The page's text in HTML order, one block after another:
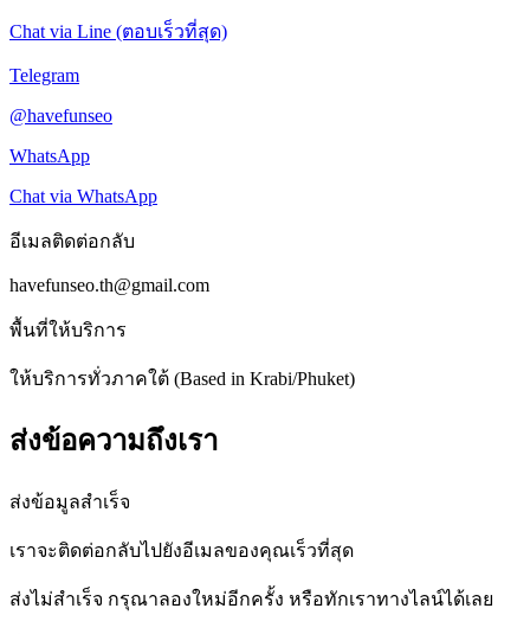
Chat via Line (ตอบเร็วที่สุด)
Telegram
@havefunseo
WhatsApp
Chat via WhatsApp
อีเมลติดต่อกลับ
havefunseo.th@gmail.com
พื้นที่ให้บริการ
ให้บริการทั่วภาคใต้ (Based in Krabi/Phuket)
ส่งข้อความถึงเรา
ส่งข้อมูลสำเร็จ
เราจะติดต่อกลับไปยังอีเมลของคุณเร็วที่สุด
ส่งไม่สำเร็จ กรุณาลองใหม่อีกครั้ง หรือทักเราทางไลน์ได้เลย